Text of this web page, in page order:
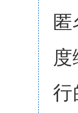
行